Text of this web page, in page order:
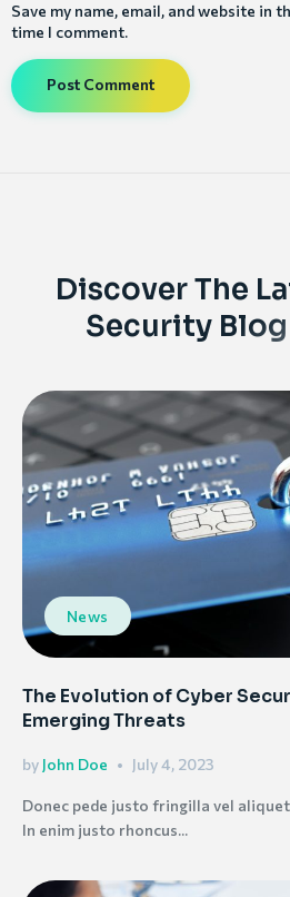
Save my name, email, and website in
time I comment.
Discover The
Security
News
The Evolution of Cyber
Emerging Threats
by John Doe July 4, 2023
Donec pede justo fringilla vel
In enim justo rhoncus...